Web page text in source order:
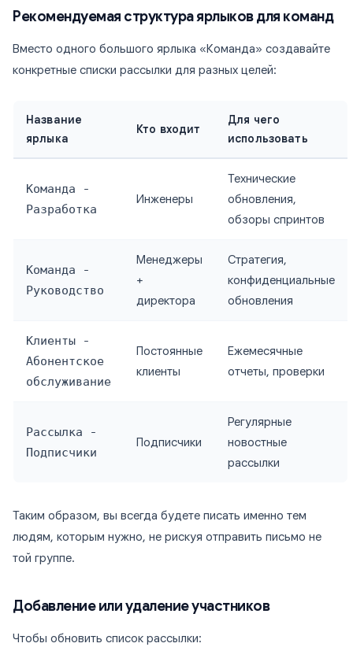
Рекомендуемая структура ярлыков для команд
Вместо одного большого ярлыка «Команда» создавайте
конкретные списки рассылки для разных целей:
Название
ярлыка
Кто входит
Для чего
использовать
Команда -
Разработка
Инженеры
Технические
обновления,
обзоры спринтов
Команда -
Руководство
Менеджеры
+
директора
Стратегия,
конфиденциальные
обновления
Клиенты -
Абонентское
обслуживание
Постоянные
клиенты
Ежемесячные
отчеты, проверки
Рассылка -
Подписчики
Подписчики
Регулярные
новостные
рассылки
Таким образом, вы всегда будете писать именно тем
людям, которым нужно, не рискуя отправить письмо не
той группе.
Добавление или удаление участников
Чтобы обновить список рассылки: